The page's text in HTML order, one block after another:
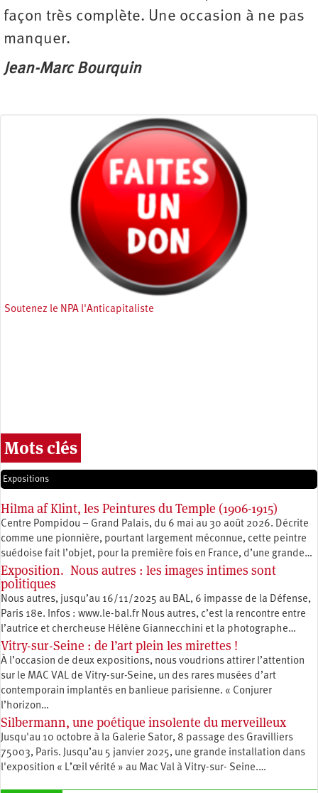
façon très complète. Une occasion à ne pas
manquer.
Jean-Marc Bourquin
Soutenez le NPA l'Anticapitaliste
Mots clés
Expositions
Hilma af Klint, les Peintures du Temple (1906-1915)
Centre Pompidou – Grand Palais, du 6 mai au 30 août 2026. Décrite
comme une pionnière, pourtant largement méconnue, cette peintre
suédoise fait l’objet, pour la première fois en France, d’une grande…
Exposition. Nous autres : les images intimes sont
politiques
Nous autres, jusqu’au 16/11/2025 au BAL, 6 impasse de la Défense,
Paris 18e. Infos : www.le-bal.fr Nous autres, c’est la rencontre entre
l’autrice et chercheuse Hélène Giannecchini et la photographe…
Vitry-sur-Seine : de l’art plein les mirettes !
À l’occasion de deux expositions, nous voudrions attirer l’attention
sur le MAC VAL de Vitry-sur-Seine, un des rares musées d’art
contemporain implantés en banlieue parisienne. « Conjurer
l’horizon…
Silbermann, une poétique insolente du merveilleux
Jusqu'au 10 octobre à la Galerie Sator, 8 passage des Gravilliers
75003, Paris. Jusqu’au 5 janvier 2025, une grande installation dans
l'exposition « L’œil vérité » au Mac Val à Vitry-sur- Seine.…